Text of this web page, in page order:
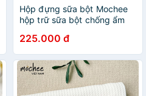
Hộp đựng sữa bột Mochee
hộp trữ sữa bột chống ẩm
cách an toàn vệ sinh tránh bị
hút ẩm
225.000 đ